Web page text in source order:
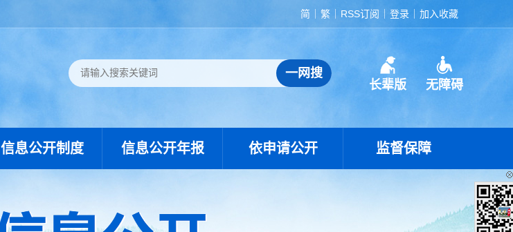
简 繁 RSS订阅 登录 加入收藏
长辈版 无障碍
信息公开制度 信息公开年报 依申请公开 监督保障